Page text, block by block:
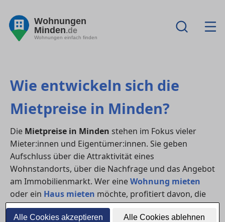
Alle Cookies akzeptieren Alle Cookies ablehnen
Wohnungen
Minden.de
Wohnungen einfach finden
Wie entwickeln sich die
Mietpreise in Minden?
Die Mietpreise in Minden stehen im Fokus vieler
Mieter:innen und Eigentümer:innen. Sie geben
Aufschluss über die Attraktivität eines
Wohnstandorts, über die Nachfrage und das Angebot
am Immobilienmarkt. Wer eineWohnung mieten
oder ein Haus mieten möchte, profitiert davon, die
Preisentwicklung genau zu kennen.